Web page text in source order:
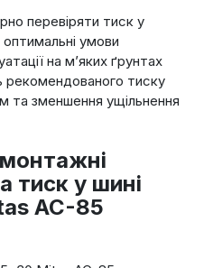
перевіряти тиск у
умови
на м’яких ґрунтах
тиску
та зменшення ущільнення
тиск у шині
AC-85